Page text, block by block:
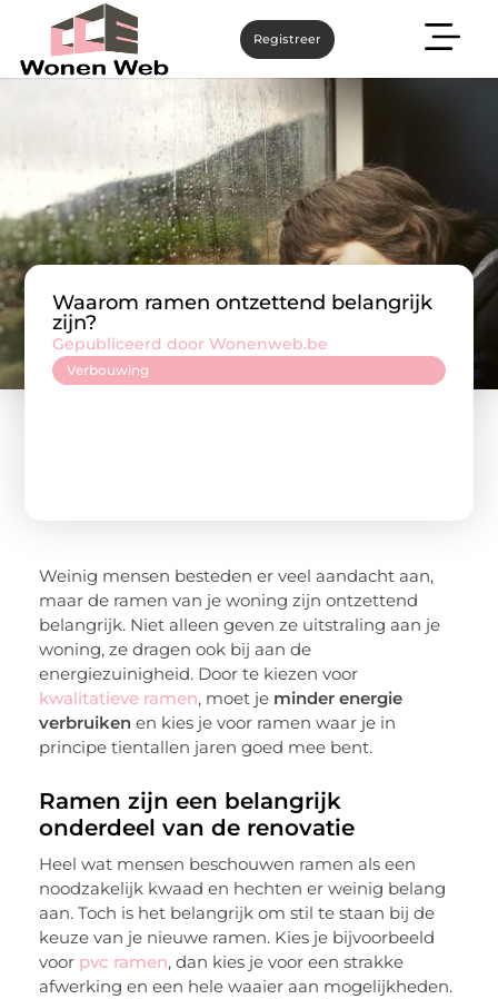
Registreer
Waarom ramen ontzettend belangrijk
zijn?
Verbouwing
Gepubliceerd door Wonenweb.be
Weinig mensen besteden er veel aandacht aan,
maar de ramen van je woning zijn ontzettend
belangrijk. Niet alleen geven ze uitstraling aan je
woning, ze dragen ook bij aan de
energiezuinigheid. Door te kiezen voor
kwalitatieve ramen, moet je minder energie
verbruiken en kies je voor ramen waar je in
principe tientallen jaren goed mee bent.
Ramen zijn een belangrijk
onderdeel van de renovatie
Heel wat mensen beschouwen ramen als een
noodzakelijk kwaad en hechten er weinig belang
aan. Toch is het belangrijk om stil te staan bij de
keuze van je nieuwe ramen. Kies je bijvoorbeeld
voor pvc ramen, dan kies je voor een strakke
afwerking en een hele waaier aan mogelijkheden.